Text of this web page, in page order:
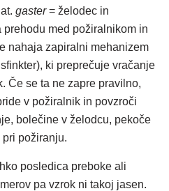
gaster= želodec in
prehodu med požiralnikom in
nahaja zapiralni mehanizem
ki preprečuje vračanje
Če se ta ne zapre pravilno,
v požiralnik in povzroči
bolečine v želodcu, pekoče
požiranju.
posledica preboke ali
pa vzrok ni takoj jasen.